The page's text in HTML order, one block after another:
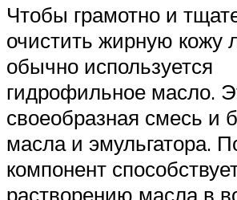
Чтобы грамотно и
очистить жирную кожу
обычно используется
гидрофильное масло.
своеобразная смесь и
масла и эмульгатора.
компонент
растворению масла в